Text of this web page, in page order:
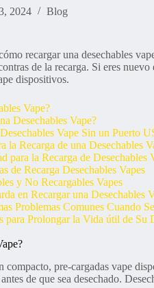
2024 Blog
recargar una desechables
de la recarga. Si eres
dispositivos.
Vape?
Desechables Vape?
Vape Sin un Puerto
la Recarga de una Desechables
para la Recarga de Desechables
de Recarga Desechables Vapes
y No Recargables Vapes
en Recargar una Desechables
Problemas Comunes Cuando
para Prolongar la Vida útil de Su
compacto, pre-cargadas vape
de que sea desechado.